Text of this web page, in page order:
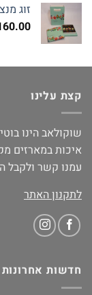
זוג
קצת עלינו
שוקולאב הינו
איכות במארזים
עמנו קשר ולקבל
לתקנון האתר
חדשות אחרונות